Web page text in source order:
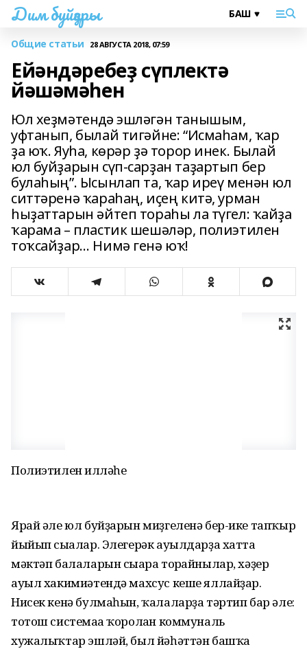
Дим буйҙары
Общие статьи 28 АВГУСТА 2018, 07:59
Ейәндәребеҙ сүплектә
йәшәмәһен
Юл хеҙмәтендә эшләгән танышым,
уфтанып, былай тигәйне: “Исмаһам, ҡар
ҙа юҡ. Яуһа, көрәр ҙә торор инек. Былай
юл буйҙарын сүп-сарҙан таҙартып бер
булаһың”. Ысынлап та, ҡар иреү менән юл
ситтәренә ҡараһаң, иҫең китә, урман
һыҙаттарын әйтеп тораһы ла түгел: ҡайҙа
ҡарама – пластик шешәләр, полиэтилен
тоҡсайҙар… Нимә генә юҡ!
Полиэтилен ғилләһе
Ярай әле юл буйҙарын миҙгеленә бер-ике тапҡыр
йыйып сығалар. Элегерәк ауылдарҙа хатта
мәктәп балаларын сығара торғайнылар, хәҙер
ауыл хакимиәтендә махсус кеше яллайҙар.
Нисек кенә булмаһын, ҡалаларҙа тәртип бар әле:
тотош системаға ҡоролған коммуналь
хужалыҡтар эшләй, был йәһәттән башҡа